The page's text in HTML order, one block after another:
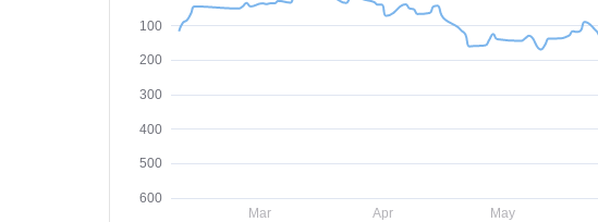
100
200
300
400
500
600
Mar
Apr May